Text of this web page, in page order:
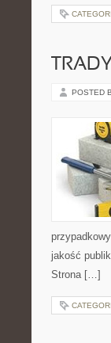
POSTED
jakość
Strona […]